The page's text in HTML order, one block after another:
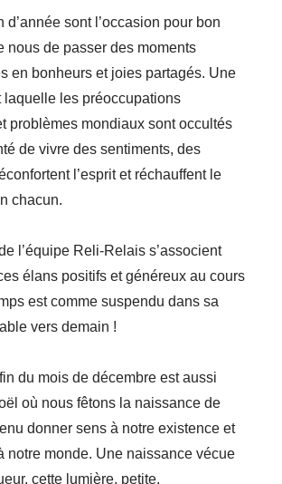
d’année sont l’occasion pour bon
nous de passer des moments
en bonheurs et joies partagés. Une
laquelle les préoccupations
problèmes mondiaux sont occultés
de vivre des sentiments, des
l’esprit et réchauffent le
chacun.
l’équipe Reli-Relais s’associent
élans positifs et généreux au cours
est comme suspendu dans sa
vers demain !
du mois de décembre est aussi
où nous fêtons la naissance de
donner sens à notre existence et
notre monde. Une naissance vécue
cette lumière, petite,